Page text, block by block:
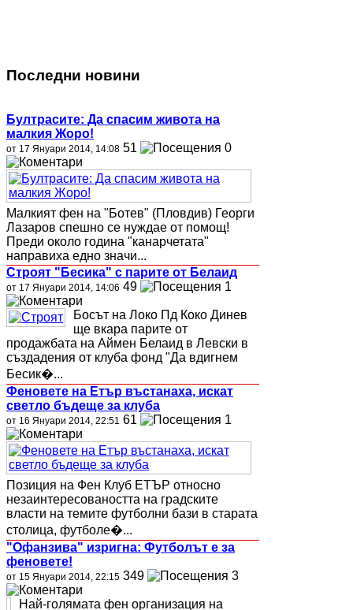
Последни новини
Бултрасите: Да спасим живота на
малкия Жоро!
от 17 Януари 2014, 14:08 51 0
Малкият фен на "Ботев" (Пловдив) Георги
Лазаров спешно се нуждае от помощ!
Преди около година "канарчетата"
направиха едно значи...
Строят "Бесика" с парите от Белаид
от 17 Януари 2014, 14:06 49 1
Босът на Локо Пд Коко Динев
ще вкара парите от
продажбата на Аймен Белаид в Левски в
създадения от клуба фонд "Да вдигнем
Бесик�...
Феновете на Етър въстанаха, искат
светло бъдеще за клуба
от 16 Януари 2014, 22:51 61 1
Позиция на Фен Клуб ЕТЪР относно
незаинтересоваността на градските
власти на темите футболни бази в старата
столица, футболе�...
"Офанзива" изригна: Футболът е за
феновете!
от 15 Януари 2014, 22:15 349 3
Най-голямата фен организация на